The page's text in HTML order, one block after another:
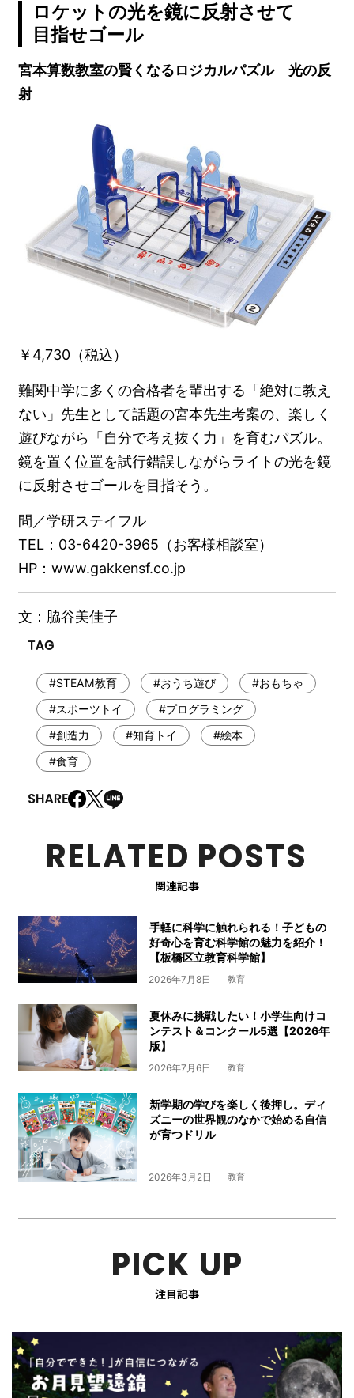
ロケットの光を鏡に反射させて
目指せゴール
宮本算数教室の賢くなるロジカルパズル 光の反
射
￥4,730（税込）
難関中学に多くの合格者を輩出する「絶対に教え
ない」先生として話題の宮本先生考案の、楽しく
遊びながら「自分で考え抜く力」を育むパズル。
鏡を置く位置を試行錯誤しながらライトの光を鏡
に反射させゴールを目指そう。
問／学研ステイフル
TEL：03-6420-3965（お客様相談室）
HP：www.gakkensf.co.jp
文：脇谷美佳子
#STEAM教育 #おうち遊び
#おもちゃ
#スポーツトイ
#プログラミング
#創造力
#知育トイ
#絵本
#食育
RELATED POSTS
関連記事
手軽に科学に触れられる！子どもの
好奇心を育む科学館の魅力を紹介！
【板橋区立教育科学館】
2026年7月8日 教育
夏休みに挑戦したい！小学生向けコ
ンテスト＆コンクール5選【2026年
版】
2026年7月6日 教育
新学期の学びを楽しく後押し。ディ
ズニーの世界観のなかで始める自信
が育つドリル
2026年3月2日 教育
PICK UP
注目記事